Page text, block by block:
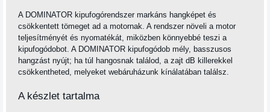
A DOMINATOR kipufogórendszer markáns hangképet és
csökkentett tömeget ad a motornak. A rendszer növeli a motor
teljesítményét és nyomatékát, miközben könnyebbé teszi a
kipufogódobot. A DOMINATOR kipufogódob mély, basszusos
hangzást nyújt; ha túl hangosnak találod, a zajt dB killerekkel
csökkentheted, melyeket webáruházunk kínálatában találsz.
A készlet tartalma